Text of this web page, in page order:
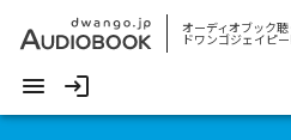
オーディオブック
ドワンゴジェイピー!